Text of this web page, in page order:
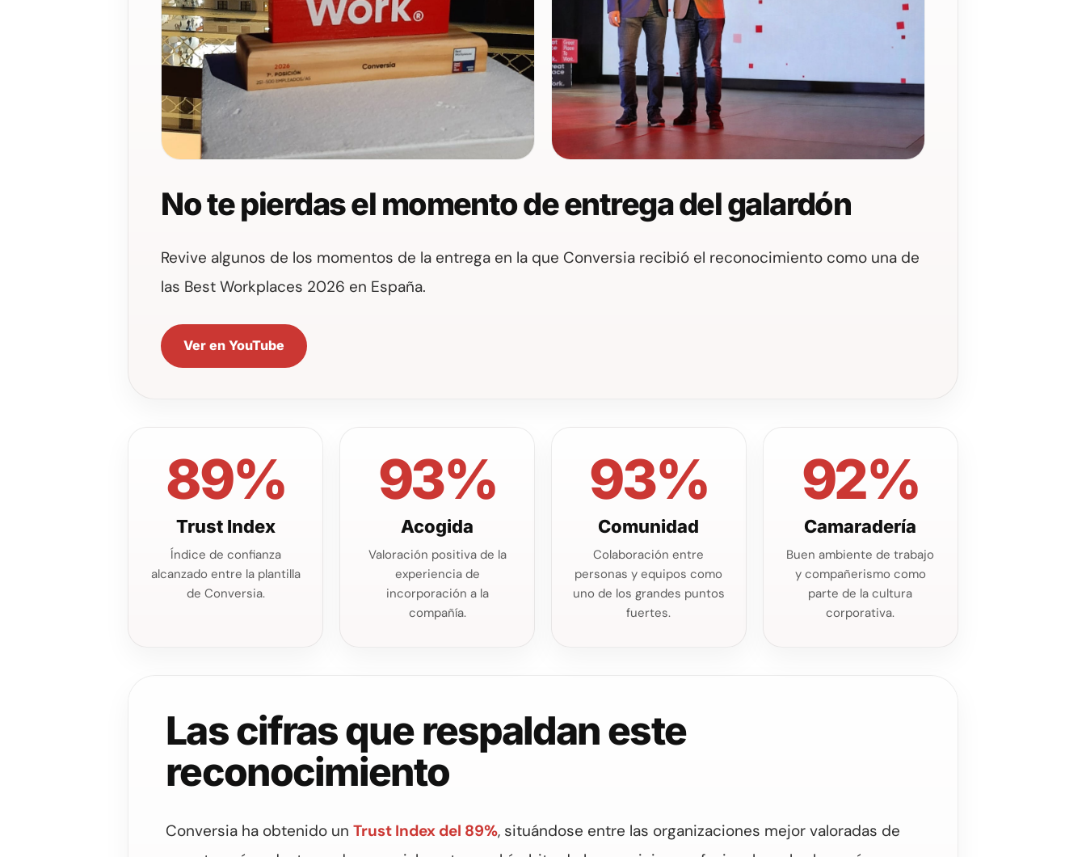
No te pierdas el momento de entrega del galardón
Revive algunos de los momentos de la entrega en la que Conversia recibió el reconocimiento como una de
las Best Workplaces 2026 en España.
Ver en YouTube
89%
Trust Index
Índice de confianza
alcanzado entre la plantilla
de Conversia.
93%
Acogida
Valoración positiva de la
experiencia de
incorporación a la
compañía.
93%
Comunidad
Colaboración entre
personas y equipos como
uno de los grandes puntos
fuertes.
92%
Camaradería
Buen ambiente de trabajo
y compañerismo como
parte de la cultura
corporativa.
Las cifras que respaldan este
reconocimiento
Conversia ha obtenido unTrust Index del 89%, situándose entre las organizaciones mejor valoradas de